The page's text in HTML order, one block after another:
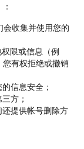
会收集并使用您的
限或信息（例
有权拒绝或撤销
信息安全；
方；
提供帐号删除方